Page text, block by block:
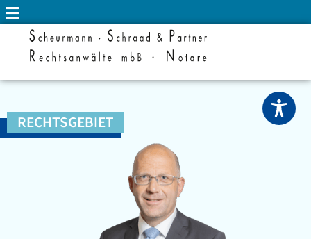
RECHTSGEBIET
INSOLVENZRECHT